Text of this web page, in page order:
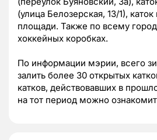
(улица Белозерская, 13/1),
площади. Также по всему
хоккейных коробках.
По информации мэрии, всего
залить более 30 открытых
катков, действовавших в
на тот период можно